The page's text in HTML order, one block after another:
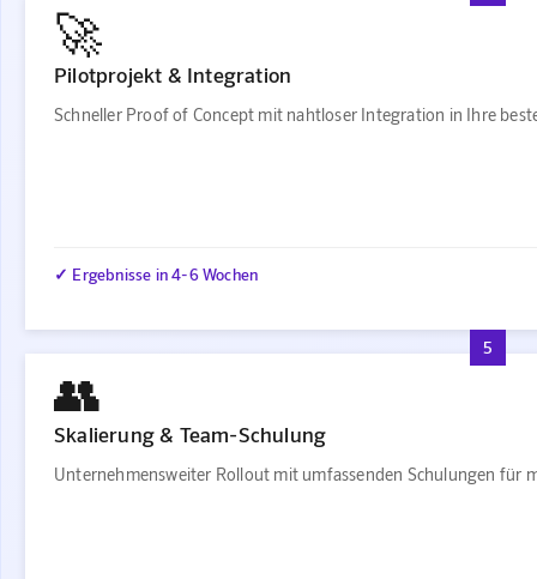
🚀
Pilotprojekt & Integration
Schneller Proof of Concept mit nahtloser Integration in Ihre
✓ Ergebnisse in 4-6 Wochen
5
👥
Skalierung & Team-Schulung
Unternehmensweiter Rollout mit umfassenden Schulungen für